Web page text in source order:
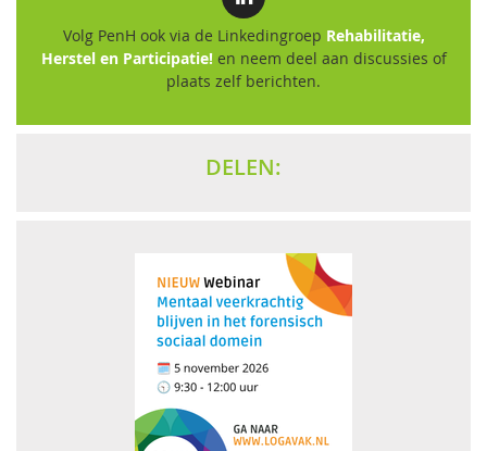
Volg PenH ook via de Linkedingroep Rehabilitatie,
Herstel en Participatie!en neem deel aan discussies of
plaats zelf berichten.
DELEN: